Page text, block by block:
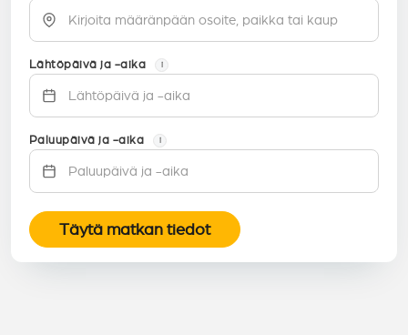
Lähtöpäivä ja -aika i
Paluupäivä ja -aika i
Täytä matkan tiedot